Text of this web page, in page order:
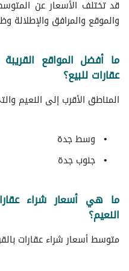
قد تختلف الأسعار عن
والموقع والمرافق والإطلالة
ما أفضل المواقع
عقارات للبيع؟
المناطق الأقرب إلى النعيم
وسط جدة
جنوب جدة
ما هي أسعار شراء
النعيم؟
متوسط ​​أسعار شراء عقارات